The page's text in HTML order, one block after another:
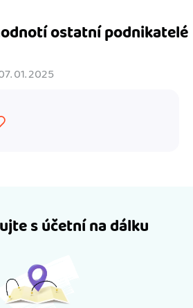
ostatní podnikatelé
01. 2025
s účetní na dálku